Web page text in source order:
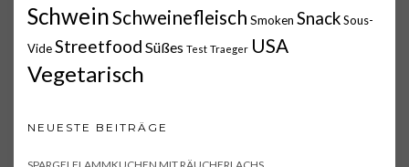
SchweinSchweinefleisch Smoken SnackSous-
VideStreetfood Süßes Test Traeger USA
Vegetarisch
NEUESTE BEITRÄGE